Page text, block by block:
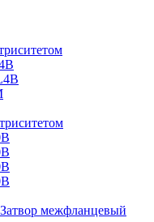
межфланцевый